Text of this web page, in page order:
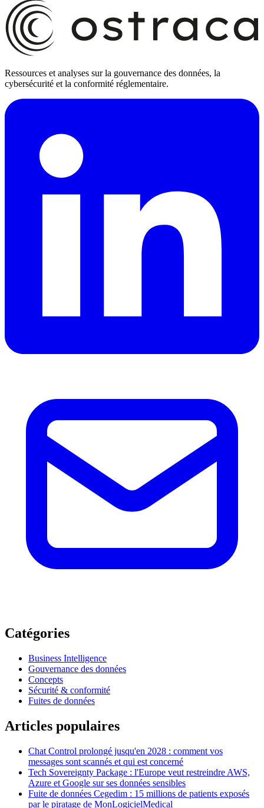
Ressources et analyses sur la gouvernance des données, la
cybersécurité et la conformité réglementaire.
Catégories
Business Intelligence
Gouvernance des données
Concepts
Sécurité & conformité
Fuites de données
Articles populaires
Chat Control prolongé jusqu'en 2028 : comment vos
messages sont scannés et qui est concerné
Tech Sovereignty Package : l'Europe veut restreindre AWS,
Azure et Google sur ses données sensibles
Fuite de données Cegedim : 15 millions de patients exposés
par le piratage de MonLogicielMedical